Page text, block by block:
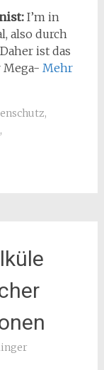
I’m in
also durch
ist das
Mehr
,
,